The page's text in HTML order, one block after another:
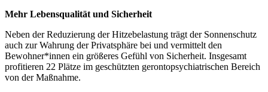
Mehr Lebensqualität und Sicherheit
Neben der Reduzierung der Hitzebelastung trägt der Sonnenschutz
auch zur Wahrung der Privatsphäre bei und vermittelt den
Bewohner*innen ein größeres Gefühl von Sicherheit. Insgesamt
profitieren 22 Plätze im geschützten gerontopsychiatrischen Bereich
von der Maßnahme.